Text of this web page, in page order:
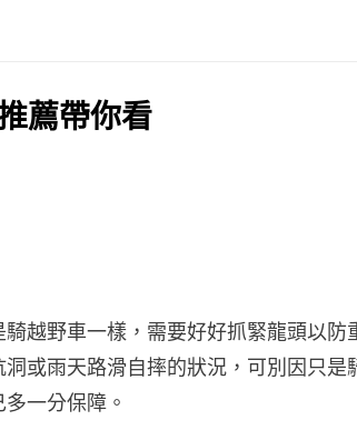
薦帶你看
越野車一樣，需要好好抓緊龍頭以防
或雨天路滑自摔的狀況，可別因只是
一分保障。